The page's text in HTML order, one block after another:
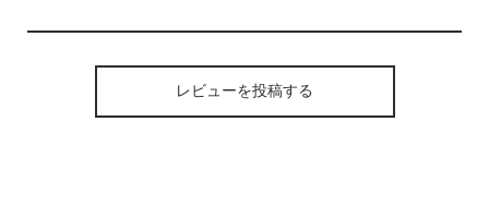
レビューを投稿する